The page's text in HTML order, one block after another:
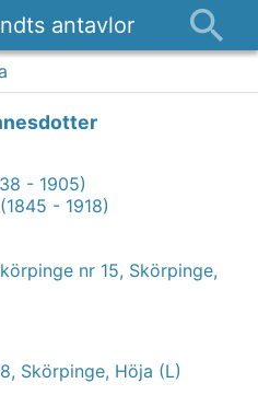
antavlor
- 1905)
- 1918)
nr 15, Skörpinge,
Skörpinge, Höja (L)